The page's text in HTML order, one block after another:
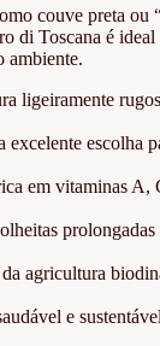
couve preta ou
di Toscana é
ambiente.
ligeiramente
escolha
em vitaminas
agricultura
e